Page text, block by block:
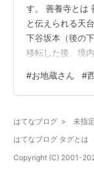
す。 善養寺とは
と伝えられる天
下谷坂本（後の
移転した後、境
る。 本堂 本堂に
（江戸三閻魔の
みに中国では下
であるという信
地蔵のお寺とい
#お地蔵さん #
はてなブログ > 未指定
はてなブログ タグとは
Copyright (C) 2001-